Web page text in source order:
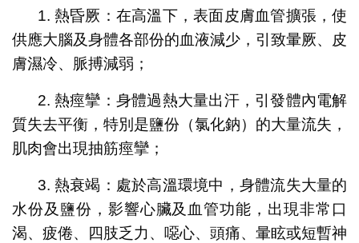
1. 熱昏厥：在高溫下，表面皮膚血管擴張，使
供應大腦及身體各部份的血液減少，引致暈厥、皮
膚濕冷、脈搏減弱；
2. 熱痙攣：身體過熱大量出汗，引發體內電解
質失去平衡，特別是鹽份（氯化鈉）的大量流失，
肌肉會出現抽筋痙攣；
3. 熱衰竭：處於高溫環境中，身體流失大量的
水份及鹽份，影響心臟及血管功能，出現非常口
渴、疲倦、四肢乏力、噁心、頭痛、暈眩或短暫神